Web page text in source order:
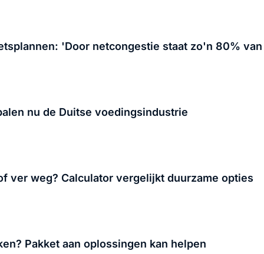
'Door netcongestie staat zo'n 80%
nu de Duitse voedingsindustrie
ver weg? Calculator vergelijkt duurzame opties
Pakket aan oplossingen kan helpen